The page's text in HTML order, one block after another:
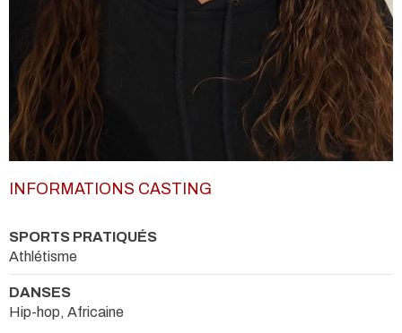
INFORMATIONS CASTING
SPORTS PRATIQUÉS
Athlétisme
DANSES
Hip-hop, Africaine